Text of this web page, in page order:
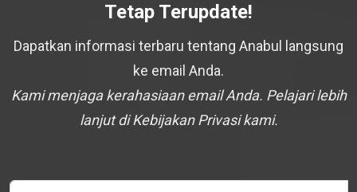
Tetap Terupdate!
Dapatkan informasi terbaru tentang Anabul langsung
ke email Anda.
Kami menjaga kerahasiaan email Anda. Pelajari lebih
lanjut di Kebijakan Privasi kami.